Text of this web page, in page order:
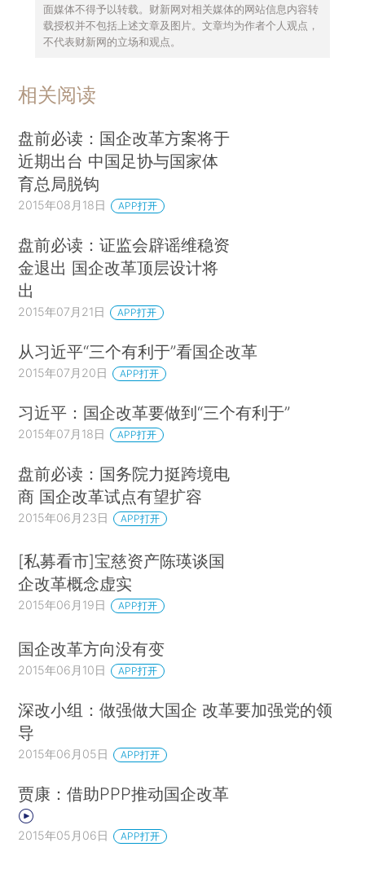
面媒体不得予以转载。财新网对相关媒体的网站信息内容转
载授权并不包括上述文章及图片。文章均为作者个人观点，
不代表财新网的立场和观点。
相关阅读
盘前必读：国企改革方案将于
近期出台 中国足协与国家体
育总局脱钩
2015年08月18日 APP打开
盘前必读：证监会辟谣维稳资
金退出 国企改革顶层设计将
出
2015年07月21日 APP打开
从习近平“三个有利于”看国企改革
2015年07月20日 APP打开
习近平：国企改革要做到“三个有利于”
2015年07月18日 APP打开
盘前必读：国务院力挺跨境电
商 国企改革试点有望扩容
2015年06月23日 APP打开
[私募看市]宝慈资产陈瑛谈国
企改革概念虚实
2015年06月19日 APP打开
国企改革方向没有变
2015年06月10日 APP打开
深改小组：做强做大国企 改革要加强党的领
导
2015年06月05日 APP打开
贾康：借助PPP推动国企改革
2015年05月06日 APP打开